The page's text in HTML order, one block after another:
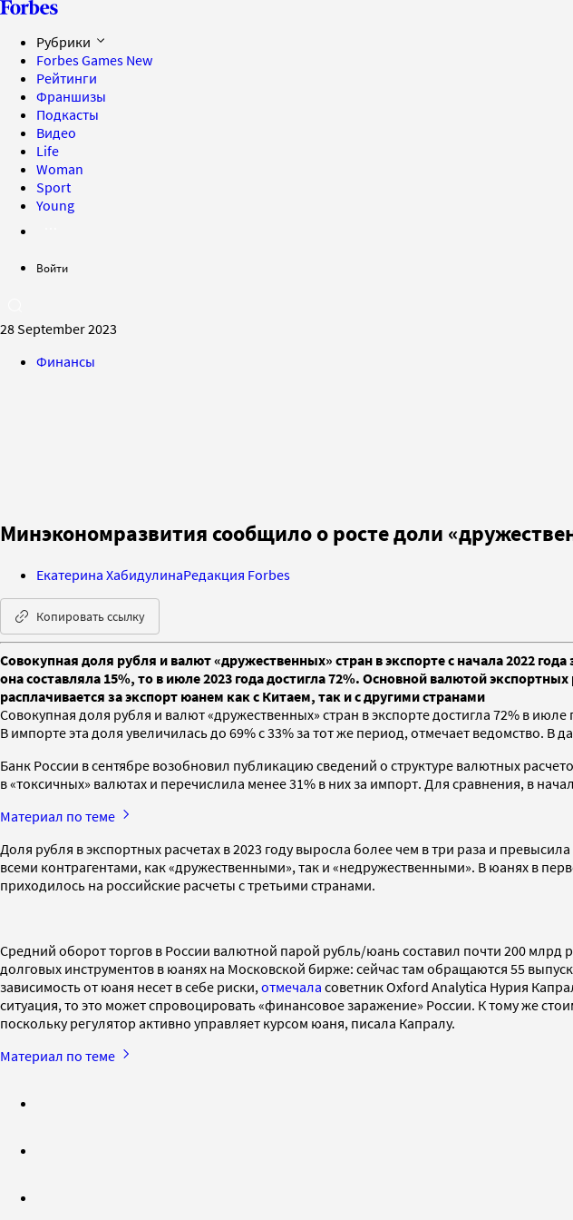
Рубрики
Forbes Games New
Рейтинги
Франшизы
Подкасты
Видео
Life
Woman
Sport
Young
Войти
28 September 2023
Финансы
Минэкономразвития сообщило о росте доли
Екатерина ХабидулинаРедакция Forbes
Копировать ссылку
Совокупная доля рубля и валют «дружественных» стран в экспорте с начала 2022
она составляла 15%, то в июле 2023 года достигла 72%. Основной валютой
расплачивается за экспорт юанем как с Китаем, так и с другими странами
Совокупная доля рубля и валют «дружественных» стран в экспорте достигла 72% в июле
В импорте эта доля увеличилась до 69% с 33% за тот же период, отмечает ведомство. В
Банк России в сентябре возобновил публикацию сведений о структуре валютных
в «токсичных» валютах и перечислила менее 31% в них за импорт. Для сравнения, в
Материал по теме
Доля рубля в экспортных расчетах в 2023 году выросла более чем в три раза и
всеми контрагентами, как «дружественными», так и «недружественными». В юанях в
приходилось на российские расчеты с третьими странами.
Средний оборот торгов в России валютной парой рубль/юань составил почти 200 млрд
долговых инструментов в юанях на Московской бирже: сейчас там обращаются 55
зависимость от юаня несет в себе риски, отмечала советник Oxford Analytica Нурия
ситуация, то это может спровоцировать «финансовое заражение» России. К тому же
поскольку регулятор активно управляет курсом юаня, писала Капралу.
Материал по теме